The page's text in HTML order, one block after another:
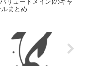
リュードメイン)のキャ
まとめ